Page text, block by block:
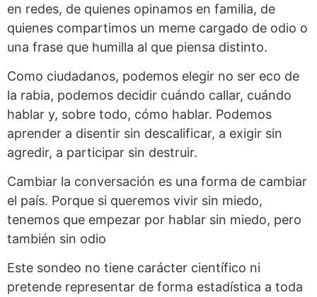
en redes, de quienes opinamos en familia, de
quienes compartimos un meme cargado de odio o
una frase que humilla al que piensa distinto.
Como ciudadanos, podemos elegir no ser eco de
la rabia, podemos decidir cuándo callar, cuándo
hablar y, sobre todo, cómo hablar. Podemos
aprender a disentir sin descalificar, a exigir sin
agredir, a participar sin destruir.
Cambiar la conversación es una forma de cambiar
el país. Porque si queremos vivir sin miedo,
tenemos que empezar por hablar sin miedo, pero
también sin odio
Este sondeo no tiene carácter científico ni
pretende representar de forma estadística a toda